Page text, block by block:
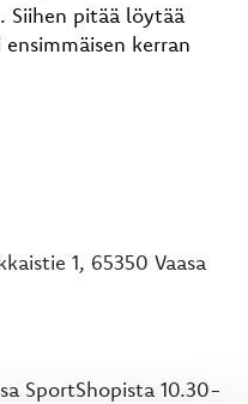
pitää löytää
kerran
1, 65350 Vaasa
SportShopista 10.30-